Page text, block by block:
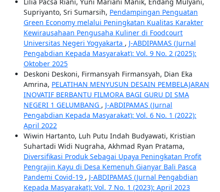
Supriyanto, Sri Sumarsih, Pendampingan Penguatan
Green Economy melalui Peningkatan Kualitas Karakter
Kewirausahaan Pengusaha Kuliner di Foodcourt
Universitas Negeri Yogyakarta , J-ABDIPAMAS (Jurnal
Pengabdian Kepada Masyarakat): Vol. 9 No. 2 (2025):
Oktober 2025
Deskoni Deskoni, Firmansyah Firmansyah, Dian Eka
Amrina, PELATIHAN MENYUSUN DESAIN PEMBELAJARAN
INOVATIF BERBANTU FILMORA BAGI GURU DI SMA
NEGERI 1 GELUMBANG , J-ABDIPAMAS (Jurnal
Pengabdian Kepada Masyarakat): Vol. 6 No. 1 (2022):
April 2022
Wiwin Hartanto, Luh Putu Indah Budyawati, Kristian
Suhartadi Widi Nugraha, Akhmad Ryan Pratama,
Diversifikasi Produk Sebagai Upaya Peningkatan Profit
Pengrajin Kayu di Desa Kemenuh Gianyar Bali Pasca
Pandemi Covid-19 , J-ABDIPAMAS (Jurnal Pengabdian
Kepada Masyarakat): Vol. 7 No. 1 (2023): April 2023